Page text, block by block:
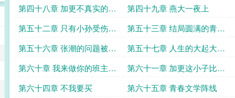
第四十八章 加更不真实的销
量
第四十九章 燕大一夜上
第五十二章 只有小孙受伤的
世界达成了
第五十三章 结局圆满的青春
爱情故事
第五十六章 张潮的问题被升
华了
第五十七章 人生的大起大落
真是太刺激了
第六十章 我来做你的班主任
好不好
第六十一章 加更这小子比我
还懂活着
第六十四章 不我要买
第六十五章 青春文学阵线